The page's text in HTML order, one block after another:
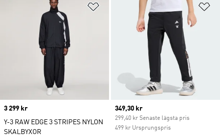
Lägg till på önskelistan
Price
3 299 kr
Y-3 RAW EDGE 3 STRIPES NYLON
SKALBYXOR
Current price
349,30 kr
299,40 kr Senaste lägsta pris
499 kr Ursprungspris